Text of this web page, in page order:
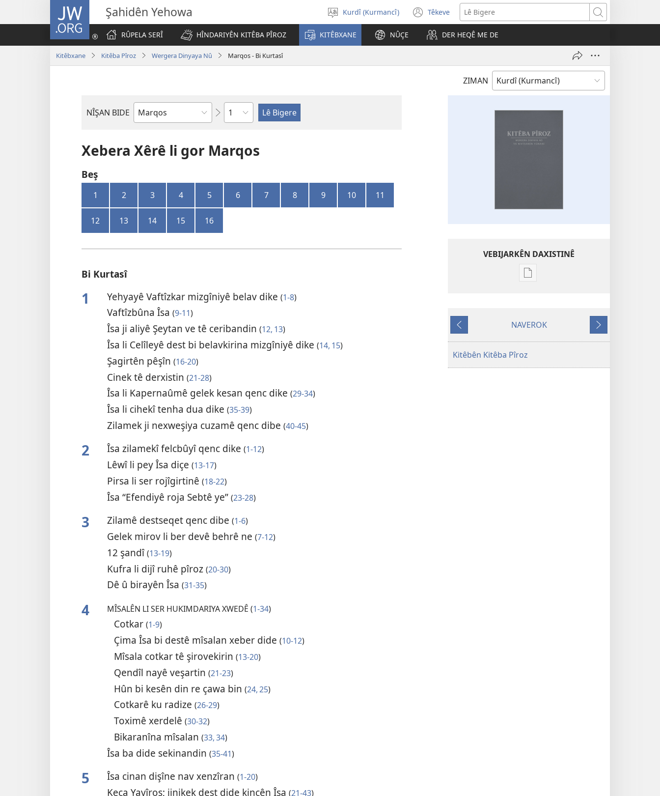
JW.ORG Şahidên Yehowa
Zimanekî
hilbijêre
Kurdî (Kurmancî) Têkeve
(opens
new
window)
Lê
Bigere
RÛPELA SERÎ
HÎNDARIYÊN KITÊBA PÎROZ KITÊBXANE NÛÇE DER HEQÊ ME DE
Kitêbxane Kitêba Pîroz Wergera Dinyaya Nû Marqos - Bi Kurtasî
ZIMAN
NÎŞAN BIDE
Bible
Beş
Xebera Xêrê li gor Marqos
Beş
1 2 3 4 5 6 7 8 9 10 11
12 13 14 15 16
Bi Kurtasî
1 Yehyayê Vaftîzkar mizgîniyê belav dike (1-8)
Vaftîzbûna Îsa (9-11)
Îsa ji aliyê Şeytan ve tê ceribandin (12, 13)
Îsa li Celîleyê dest bi belavkirina mizgîniyê dike (14, 15)
Şagirtên pêşîn (16-20)
Cinek tê derxistin (21-28)
Îsa li Kapernaûmê gelek kesan qenc dike (29-34)
Îsa li cihekî tenha dua dike (35-39)
Zilamek ji nexweşiya cuzamê qenc dibe (40-45)
2 Îsa zilamekî felcbûyî qenc dike (1-12)
Lêwî li pey Îsa diçe (13-17)
Pirsa li ser rojîgirtinê (18-22)
Îsa “Efendiyê roja Sebtê ye” (23-28)
3 Zilamê destseqet qenc dibe (1-6)
Gelek mirov li ber devê behrê ne (7-12)
12 şandî(13-19)
Kufra li dijî ruhê pîroz (20-30)
Dê û birayên Îsa (31-35)
4 MÎSALÊN LI SER HUKIMDARIYA XWEDÊ (1-34)
Cotkar(1-9)
Çima Îsa bi destê mîsalan xeber dide(10-12)
Mîsala cotkar tê şirovekirin(13-20)
Qendîl nayê veşartin(21-23)
Hûn bi kesên din re çawa bin(24, 25)
Cotkarê ku radize(26-29)
Toximê xerdelê(30-32)
Bikaranîna mîsalan(33, 34)
Îsa ba dide sekinandin (35-41)
5 Îsa cinan dişîne nav xenzîran (1-20)
Keça Yayîros; jinikek dest dide kincên Îsa (21-43)
VEBIJARKÊN DAXISTINÊ
Vebijarkên
Wergera
Paş
NAVEROK
Pêş
Kitêbên Kitêba Pîroz